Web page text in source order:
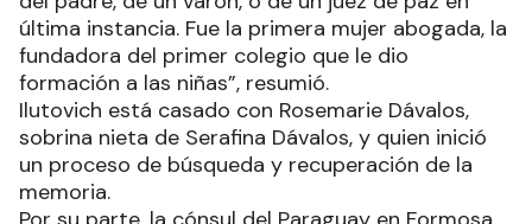
última instancia. Fue la primera mujer abogada, la
fundadora del primer colegio que le dio
formación a las niñas”, resumió.
Ilutovich está casado con Rosemarie Dávalos,
sobrina nieta de Serafina Dávalos, y quien inició
un proceso de búsqueda y recuperación de la
memoria.